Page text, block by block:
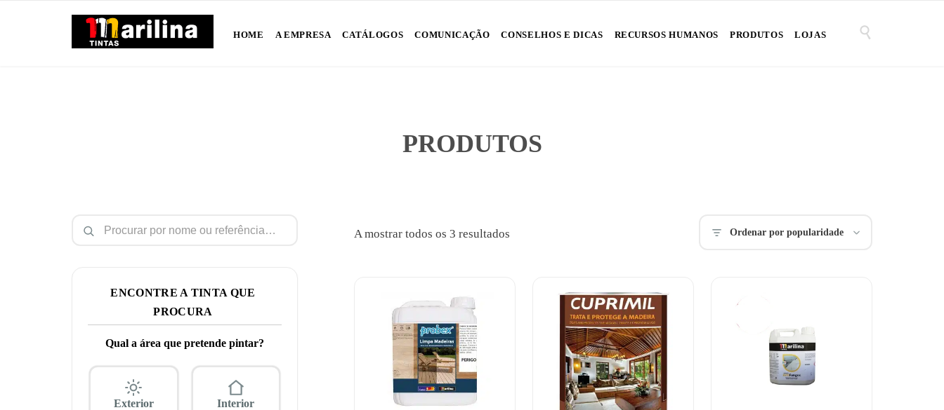
to
HOME A EMPRESA CATÁLOGOS COMUNICAÇÃO CONSELHOS E DICAS RECURSOS HUMANOS PRODUTOS LOJAS 
PRODUTOS
ENCONTRE A TINTA QUE
PROCURA
Qual a área que pretende pintar?
Exterior Interior
A mostrar todos os 3 resultados Ordenar por popularidade